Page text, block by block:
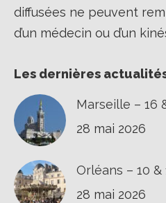
diffusées ne peuvent
d’un médecin ou d’un
Les dernières
Marseille – 16
28 mai 2026
Orléans – 10 &
28 mai 2026